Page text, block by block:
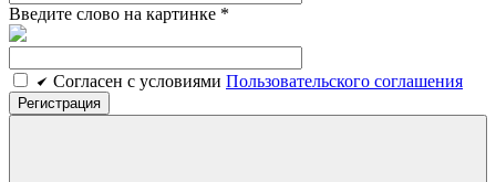
Введите слово на картинке *
Cогласен c условиями Пользовательского соглашения